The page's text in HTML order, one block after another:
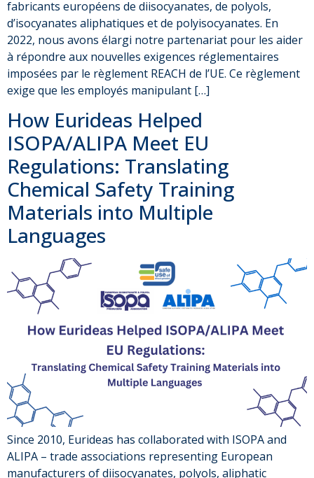
fabricants européens de diisocyanates, de polyols,
d’isocyanates aliphatiques et de polyisocyanates. En
2022, nous avons élargi notre partenariat pour les aider
à répondre aux nouvelles exigences réglementaires
imposées par le règlement REACH de l’UE. Ce règlement
exige que les employés manipulant […]
How Eurideas Helped
ISOPA/ALIPA Meet EU
Regulations: Translating
Chemical Safety Training
Materials into Multiple
Languages
Since 2010, Eurideas has collaborated with ISOPA and
ALIPA – trade associations representing European
manufacturers of diisocyanates, polyols, aliphatic